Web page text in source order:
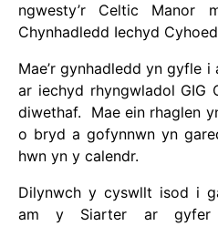
ngwesty’r Celtic Manor
Chynhadledd Iechyd
Mae’r gynhadledd yn gyfle
ar iechyd rhyngwladol GIG
diwethaf. Mae ein rhaglen
o bryd a gofynnwn yn
hwn yn y calendr.
Dilynwch y cyswllt isod i
am y Siarter ar gyfer